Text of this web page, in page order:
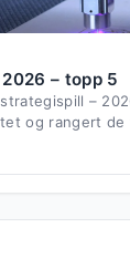
– topp 5
–
og rangert